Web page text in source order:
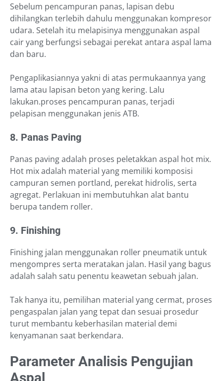
Sebelum pencampuran panas, lapisan debu
dihilangkan terlebih dahulu menggunakan kompresor
udara. Setelah itu melapisinya menggunakan aspal
cair yang berfungsi sebagai perekat antara aspal lama
dan baru.
Pengaplikasiannya yakni di atas permukaannya yang
lama atau lapisan beton yang kering. Lalu
lakukan.proses pencampuran panas, terjadi
pelapisan menggunakan jenis ATB.
8. Panas Paving
Panas paving adalah proses peletakkan aspal hot mix.
Hot mix adalah material yang memiliki komposisi
campuran semen portland, perekat hidrolis, serta
agregat. Perlakuan ini membutuhkan alat bantu
berupa tandem roller.
9. Finishing
Finishing jalan menggunakan roller pneumatik untuk
mengompres serta meratakan jalan. Hasil yang bagus
adalah salah satu penentu keawetan sebuah jalan.
Tak hanya itu, pemilihan material yang cermat, proses
pengaspalan jalan yang tepat dan sesuai prosedur
turut membantu keberhasilan material demi
kenyamanan saat berkendara.
Parameter Analisis Pengujian